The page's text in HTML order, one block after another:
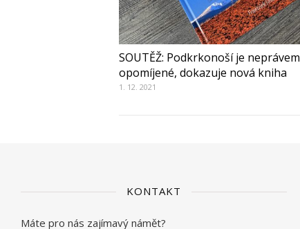
SOUTĚŽ: Podkrkonoší je neprávem
opomíjené, dokazuje nová kniha
1. 12. 2021
KONTAKT
Máte pro nás zajímavý námět?